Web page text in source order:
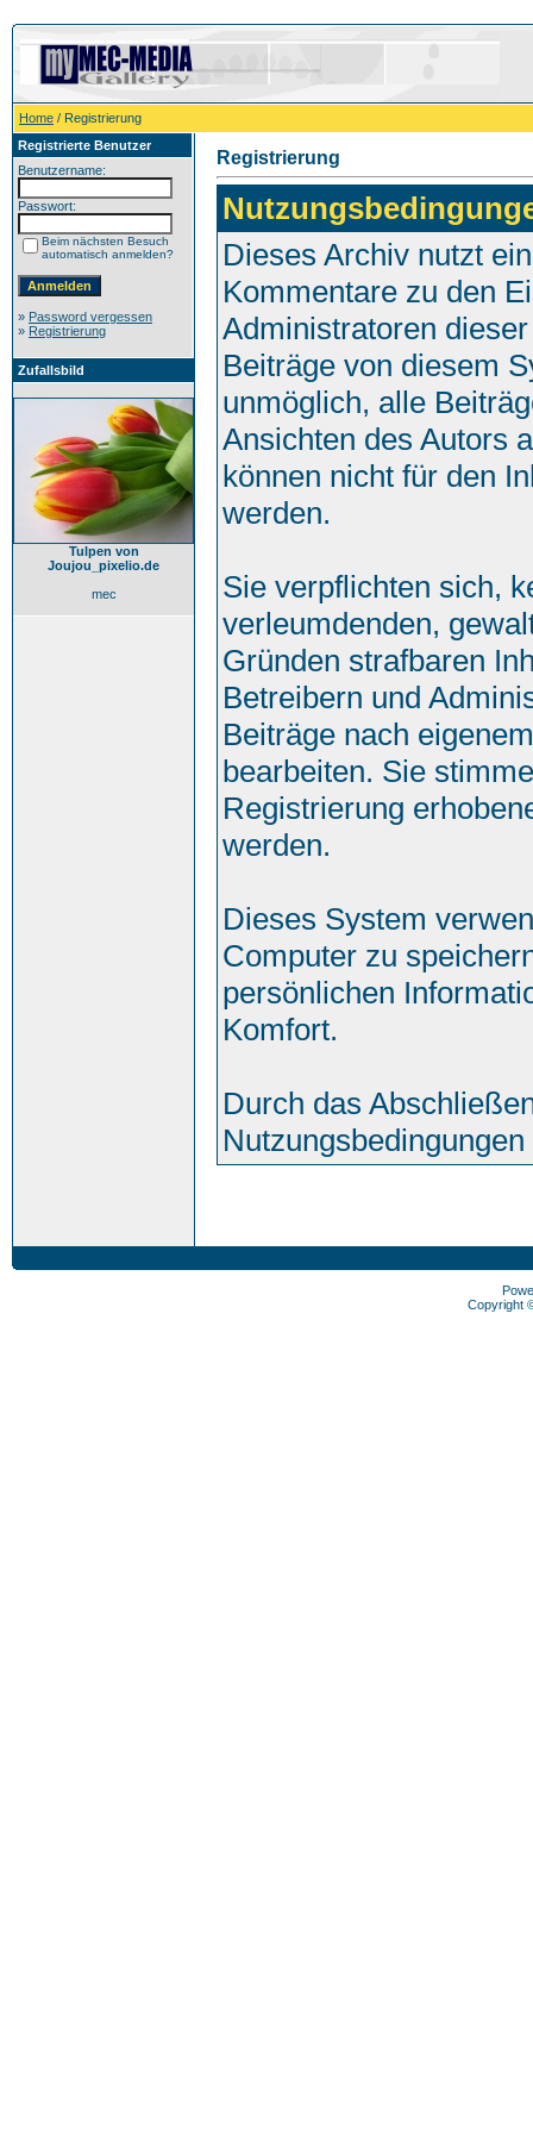
Home / Registrierung
Registrierte Benutzer
Benutzername:
Passwort:
Beim nächsten Besuch
automatisch anmelden?
» Password vergessen
» Registrierung
Zufallsbild
Tulpen von
Joujou_pixelio.de
mec
Registrierung
Dieses Archiv nutzt
Kommentare zu den
Administratoren
Beiträge von diesem
unmöglich, alle
Ansichten des Autors
können nicht für den
werden.
Sie verpflichten sich,
verleumdenden,
Gründen strafbaren
Betreibern und
Beiträge nach
bearbeiten. Sie
Registrierung
werden.
Dieses System
Computer zu
persönlichen
Komfort.
Durch das
Nutzungsbedingungen
Copyright